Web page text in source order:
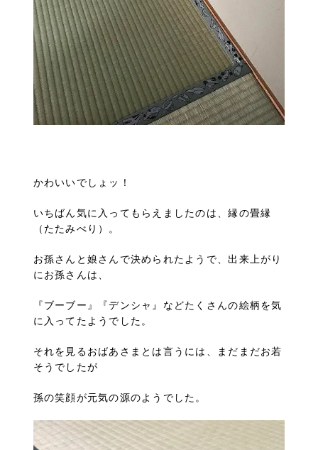
かわいいでしょッ！
いちばん気に入ってもらえましたのは、縁の畳縁
（たたみべり）。
お孫さんと娘さんで決められたようで、出来上がり
にお孫さんは、
『ブーブー』『デンシャ』などたくさんの絵柄を気
に入ってたようでした。
それを見るおばあさまとは言うには、まだまだお若
そうでしたが
孫の笑顔が元気の源のようでした。